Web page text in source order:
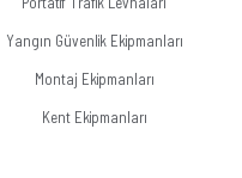
Yangın Güvenlik Ekipmanları
Montaj Ekipmanları
Kent Ekipmanları